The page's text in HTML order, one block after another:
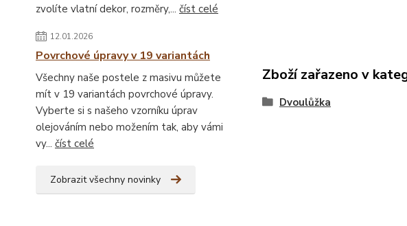
zvolíte vlatní dekor, rozměry,... číst celé
12.01.2026
Povrchové úpravy v 19 variantách
Všechny naše postele z masivu můžete
mít v 19 variantách povrchové úpravy.
Vyberte si s našeho vzorníku úprav
olejováním nebo možením tak, aby vámi
vy... číst celé
Zobrazit všechny novinky
Zboží zařazeno v
Dvoulůžka